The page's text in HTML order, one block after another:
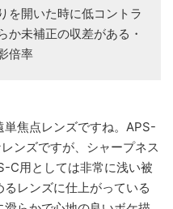
を開いた時に低コントラ
か未補正の収差がある・
倍率
焦点レンズですね。APS-
ンズですが、シャープネス
C用としては非常に浅い被
レンズに仕上がっている